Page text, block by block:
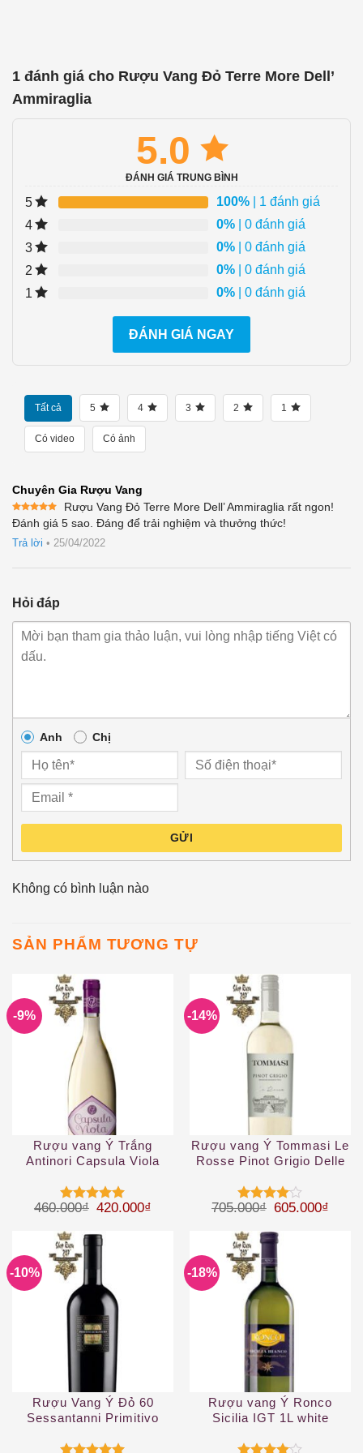
1 đánh giá cho Rượu Vang Đỏ Terre More Dell’
Ammiraglia
5.0
ĐÁNH GIÁ TRUNG BÌNH
5 100% | 1 đánh giá
4
0% | 0 đánh giá
3
0% | 0 đánh giá
2
0% | 0 đánh giá
1
0% | 0 đánh giá
ĐÁNH GIÁ NGAY
Tất cả 5 4 3 2 1
Có video Có ảnh
Chuyên Gia Rượu Vang
Được xếp
hạng5 5
sao
Rượu Vang Đỏ Terre More Dell’ Ammiraglia rất ngon!
Đánh giá 5 sao. Đáng để trải nghiệm và thưởng thức!
Trả lời • 25/04/2022
Hỏi đáp
Anh Chị
GỬI
Không có bình luận nào
SẢN PHẨM TƯƠNG TỰ
-9%
Rượu vang Ý Trắng
Antinori Capsula Viola
Được xếp
sao
460.000₫ Giá gốc là: 460.000₫.
420.000₫ Giá hiện tại là: 420.000₫.
-14%
Rượu vang Ý Tommasi Le
Rosse Pinot Grigio Delle
Được
45 sao
705.000₫ Giá gốc là:
605.000₫
-10%
Rượu Vang Ý Đỏ 60
Sessantanni Primitivo
-18%
Rượu vang Ý Ronco
Sicilia IGT 1L white